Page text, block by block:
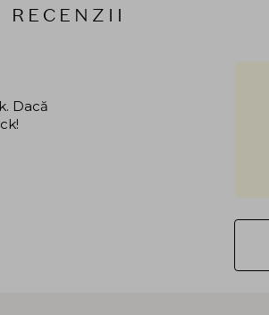
RECENZII
Dacă